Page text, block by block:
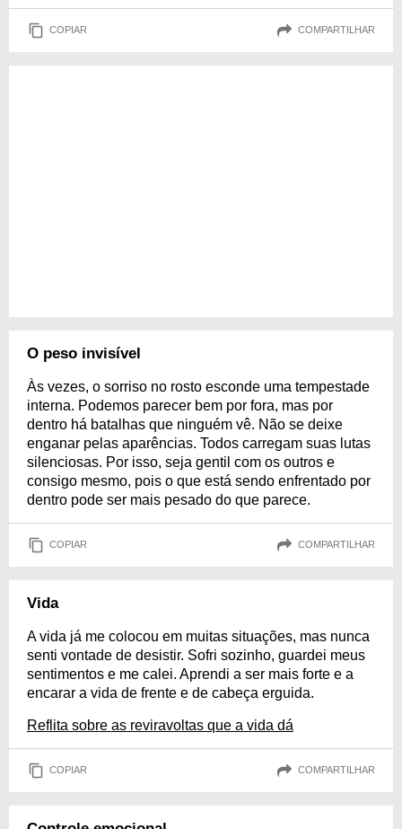
COPIAR COMPARTILHAR
O peso invisível
Às vezes, o sorriso no rosto esconde uma tempestade
interna. Podemos parecer bem por fora, mas por
dentro há batalhas que ninguém vê. Não se deixe
enganar pelas aparências. Todos carregam suas lutas
silenciosas. Por isso, seja gentil com os outros e
consigo mesmo, pois o que está sendo enfrentado por
dentro pode ser mais pesado do que parece.
COPIAR COMPARTILHAR
Vida
A vida já me colocou em muitas situações, mas nunca
senti vontade de desistir. Sofri sozinho, guardei meus
sentimentos e me calei. Aprendi a ser mais forte e a
encarar a vida de frente e de cabeça erguida.
Reflita sobre as reviravoltas que a vida dá
COPIAR COMPARTILHAR